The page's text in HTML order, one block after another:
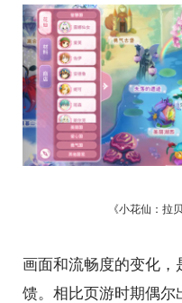
《小花仙：拉
画面和流畅度的变化，
馈。相比页游时期偶